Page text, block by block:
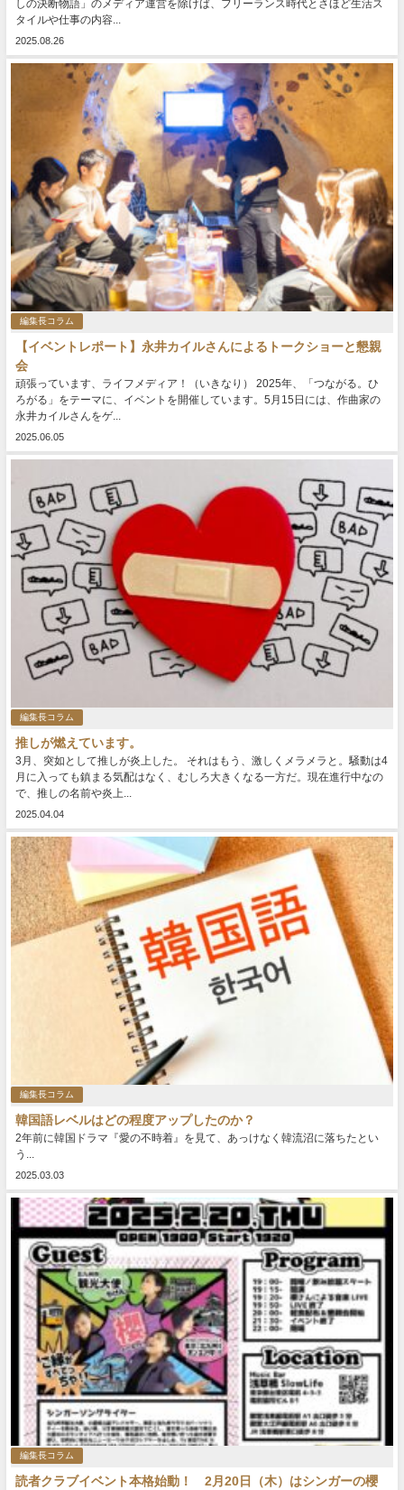
しの決断物語」のメディア運営を除けば、フリーランス時代とさほど生活ス
タイルや仕事の内容...
2025.08.26
編集長コラム
【イベントレポート】永井カイルさんによるトークショーと懇親
会
頑張っています、ライフメディア！（いきなり） 2025年、「つながる。ひ
ろがる」をテーマに、イベントを開催しています。5月15日には、作曲家の
永井カイルさんをゲ...
2025.06.05
編集長コラム
推しが燃えています。
3月、突如として推しが炎上した。 それはもう、激しくメラメラと。騒動は4
月に入っても鎮まる気配はなく、むしろ大きくなる一方だ。現在進行中なの
で、推しの名前や炎上...
2025.04.04
編集長コラム
韓国語レベルはどの程度アップしたのか？
2年前に韓国ドラマ『愛の不時着』を見て、あっけなく韓流沼に落ちたとい
う...
2025.03.03
編集長コラム
読者クラブイベント本格始動！ 2月20日（木）はシンガーの櫻